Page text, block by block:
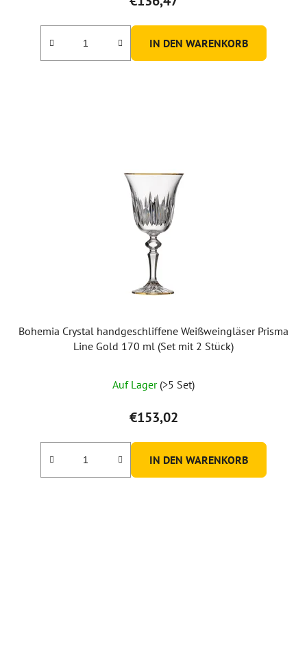
IN DEN WARENKORB
Bohemia Crystal handgeschliffene Weißweingläser Prisma
Line Gold 170 ml (Set mit 2 Stück)
Auf Lager (>5 Set)
€153,02
IN DEN WARENKORB